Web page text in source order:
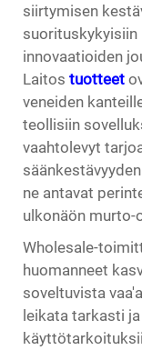
siirtymisen
suorituskykyisiin
innovaatioiden
Laitos tuotteet
veneiden
teollisiin
vaahtolevyt
ne antavat
ulkonäön murto-
Wholesale-
huomanneet
soveltuvista
leikata tarkasti